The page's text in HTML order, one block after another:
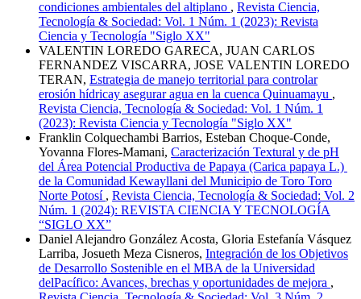
condiciones ambientales del altiplano , Revista Ciencia,
Tecnología & Sociedad: Vol. 1 Núm. 1 (2023): Revista
Ciencia y Tecnología "Siglo XX"
VALENTIN LOREDO GARECA, JUAN CARLOS
FERNANDEZ VISCARRA, JOSE VALENTIN LOREDO
TERAN, Estrategia de manejo territorial para controlar
erosión hídricay asegurar agua en la cuenca Quinuamayu ,
Revista Ciencia, Tecnología & Sociedad: Vol. 1 Núm. 1
(2023): Revista Ciencia y Tecnología "Siglo XX"
Franklin Colquechambi Barrios, Esteban Choque-Conde,
Yovanna Flores-Mamani, Caracterización Textural y de pH
del Área Potencial Productiva de Papaya (Carica papaya L.)
de la Comunidad Kewayllani del Municipio de Toro Toro
Norte Potosí , Revista Ciencia, Tecnología & Sociedad: Vol. 2
Núm. 1 (2024): REVISTA CIENCIA Y TECNOLOGÍA
“SIGLO XX”
Daniel Alejandro González Acosta, Gloria Estefanía Vásquez
Larriba, Josueth Meza Cisneros, Integración de los Objetivos
de Desarrollo Sostenible en el MBA de la Universidad
delPacífico: Avances, brechas y oportunidades de mejora ,